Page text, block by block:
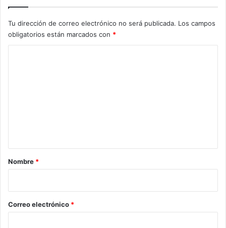
Tu dirección de correo electrónico no será publicada. Los campos
obligatorios están marcados con *
r
*
Nombre *
Correo electrónico *